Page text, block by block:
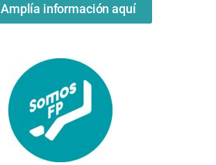
Amplía información aquí